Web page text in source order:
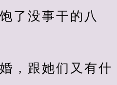
了没事干的八
，跟她们又有什